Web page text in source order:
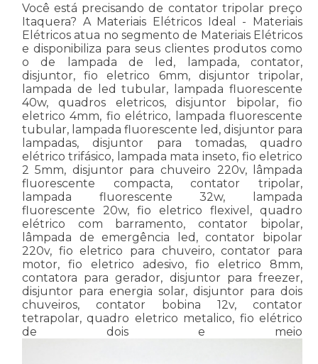
Você está precisando de contator tripolar preço
Itaquera? A Materiais Elétricos Ideal - Materiais
Elétricos atua no segmento de Materiais Elétricos
e disponibiliza para seus clientes produtos como
o de lampada de led, lampada, contator,
disjuntor, fio eletrico 6mm, disjuntor tripolar,
lampada de led tubular, lampada fluorescente
40w, quadros eletricos, disjuntor bipolar, fio
eletrico 4mm, fio elétrico, lampada fluorescente
tubular, lampada fluorescente led, disjuntor para
lampadas, disjuntor para tomadas, quadro
elétrico trifásico, lampada mata inseto, fio eletrico
2 5mm, disjuntor para chuveiro 220v, lâmpada
fluorescente compacta, contator tripolar,
lampada fluorescente 32w, lampada
fluorescente 20w, fio eletrico flexivel, quadro
elétrico com barramento, contator bipolar,
lâmpada de emergência led, contator bipolar
220v, fio eletrico para chuveiro, contator para
motor, fio eletrico adesivo, fio eletrico 8mm,
contatora para gerador, disjuntor para freezer,
disjuntor para energia solar, disjuntor para dois
chuveiros, contator bobina 12v, contator
tetrapolar, quadro eletrico metalico, fio elétrico
de dois e meio